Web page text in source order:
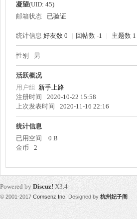
妃
凝望(UID: 45)
邮箱状态
已验证
统计信息 好友数 0 | 回帖数 -1 | 主题数 1
性别 男
活跃概况
用户组 新手上路
注册时间
2020-10-22 15:58
上次发表时间
2020-11-16 22:16
统计信息
已用空间
0 B
金币
2
Powered by Discuz! X3.4
© 2001-2017 Comsenz Inc. Designed by杭州妃子阁